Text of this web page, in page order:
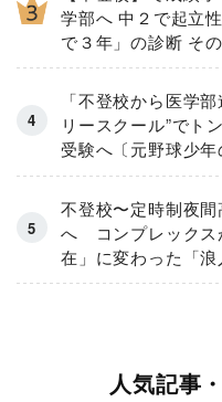
学部へ 中２で起立
で３年」の診断 そ
「不登校から医学
リースクール”でト
受験へ〔元野球少年
不登校〜定時制夜
へ コンプレックス
在」に変わった「浪
人気記事